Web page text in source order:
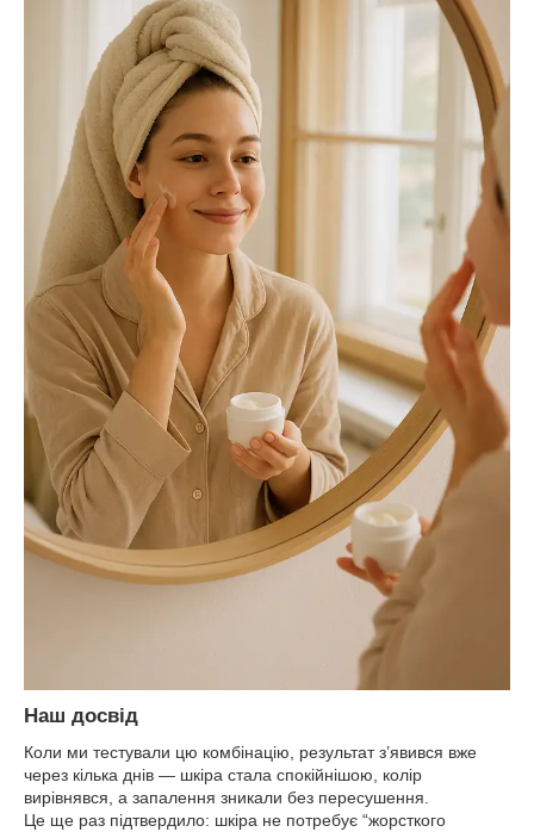
Наш досвід
Коли ми тестували цю комбінацію, результат з’явився вже
через кілька днів — шкіра стала спокійнішою, колір
вирівнявся, а запалення зникали без пересушення.
Це ще раз підтвердило: шкіра не потребує “жорсткого